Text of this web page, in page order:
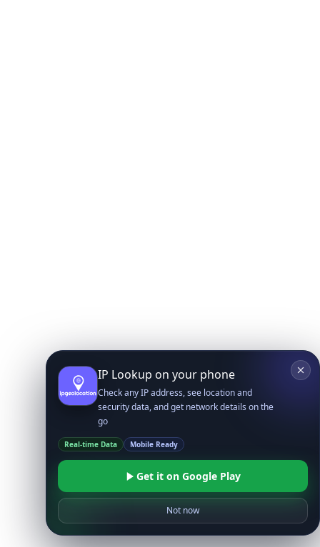
IP Lookup on your phone
Check any IP address, see location and
security data, and get network details on the
go
Real-time Data Mobile Ready
Get it on Google Play
Not now